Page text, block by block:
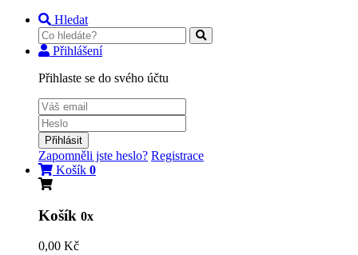
Hledat
Přihlášení
Přihlaste se do svého účtu
Přihlásit
Zapomněli jste heslo? Registrace
Košík 0
Košík 0x
0,00 Kč